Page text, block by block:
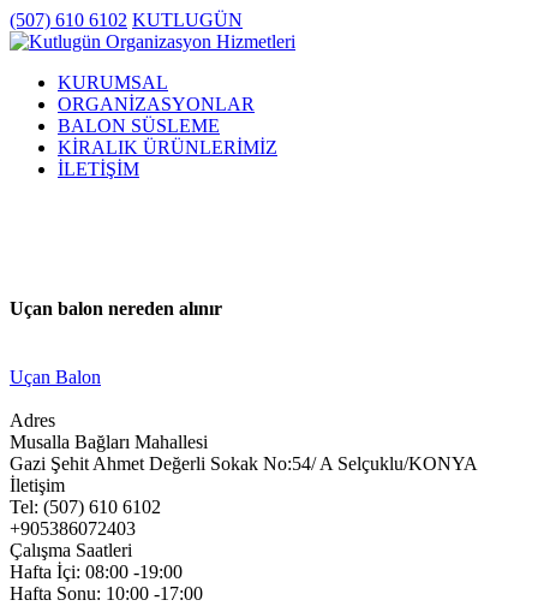
(507) 610 6102 KUTLUGÜN
KURUMSAL
ORGANİZASYONLAR
BALON SÜSLEME
KİRALIK ÜRÜNLERİMİZ
İLETİŞİM
Uçan balon nereden alınır
Uçan Balon
Adres
Musalla Bağları Mahallesi
Gazi Şehit Ahmet Değerli Sokak No:54/ A Selçuklu/KONYA
İletişim
Tel: (507) 610 6102
+905386072403
Çalışma Saatleri
Hafta İçi: 08:00 -19:00
Hafta Sonu: 10:00 -17:00